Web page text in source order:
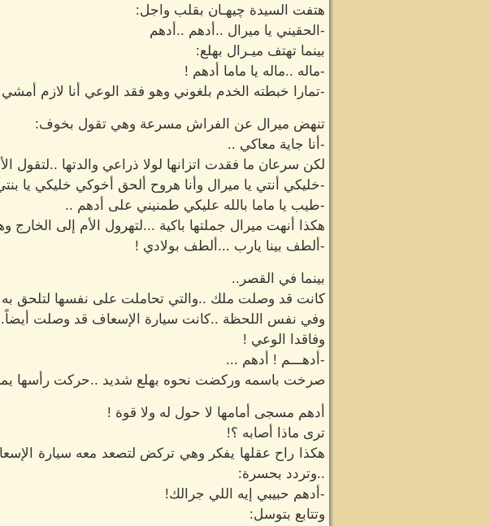
هتفت السيدة چيهـان بقلب واجل:
-الحقيني يا ميرال ..أدهم ..أدهم
بينما تهتف ميـرال بهلع:
-ماله ..ماله يا ماما أدهم !
-تمارا خبطته الخدم بلغوني وهو فقد الوعي أنا لازم
تنهض ميرال عن الفراش مسرعة وهي تقول بخوف:
-أنا جاية معاكي ..
لكن سرعان ما فقدت اتزانها لولا ذراعي والدتها ..لتقول
-خليكي أنتي يا ميرال وأنا هروح ألحق أخوكي خليكي يا
-طيب يا ماما بالله عليكي طمنيني على أدهم ..
هكذا أنهت ميرال جملتها باكية ...لتهرول الأم إلى الخارج
-ألطف بينا يارب ...ألطف بولادي !
بينما في القصر..
كانت قد وصلت ملك ..والتي تحاملت على نفسها لتلحق به
وفي نفس اللحظة ..كانت سيارة الإسعاف قد وصلت أيضاً..
وفاقدا الوعي !
-أدهـــم ! أدهم ...
صرخت باسمه وركضت نحوه بهلع شديد ..حركت رأسها
أدهم مسجى أمامها لا حول له ولا قوة !
ترى ماذا أصابه ؟!
هكذا راح عقلها يفكر وهي تركض لتصعد معه سيارة
..وتردد بحسرة:
-أدهم حبيبي إيه اللي جرالك!
وتتابع بتوسل: